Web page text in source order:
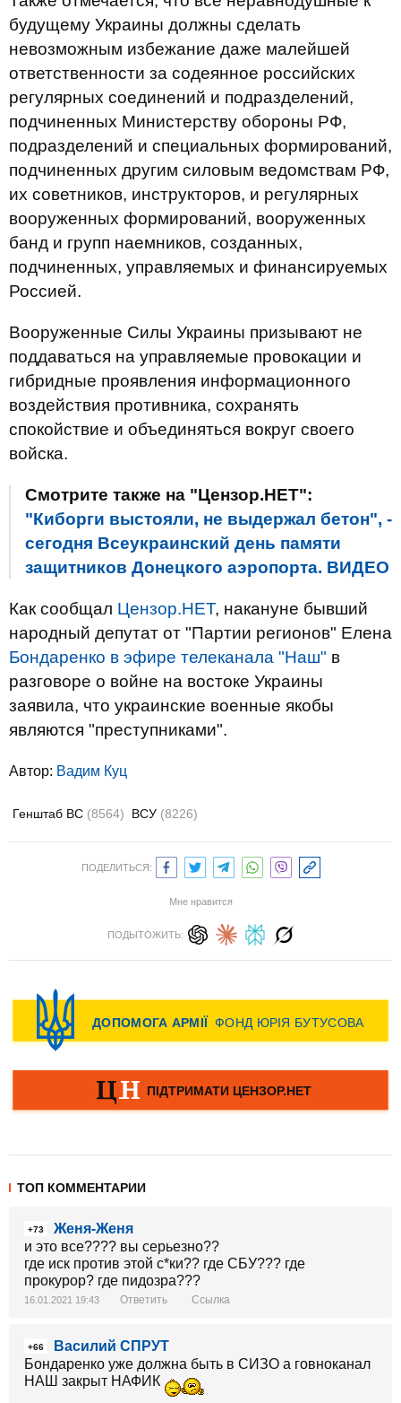
будущему Украины должны сделать
невозможным избежание даже малейшей
ответственности за содеянное российских
регулярных соединений и подразделений,
подчиненных Министерству обороны РФ,
подразделений и специальных формирований,
подчиненных другим силовым ведомствам РФ,
их советников, инструкторов, и регулярных
вооруженных формирований, вооруженных
банд и групп наемников, созданных,
подчиненных, управляемых и финансируемых
Россией.
Вооруженные Силы Украины призывают не
поддаваться на управляемые провокации и
гибридные проявления информационного
воздействия противника, сохранять
спокойствие и объединяться вокруг своего
войска.
Смотрите также на "Цензор.НЕТ":
"Киборги выстояли, не выдержал бетон", -
сегодня Всеукраинский день памяти
защитников Донецкого аэропорта. ВИДЕО
Как сообщал Цензор.НЕТ, накануне бывший
народный депутат от "Партии регионов" Елена
Бондаренко в эфире телеканала "Наш" в
разговоре о войне на востоке Украины
заявила, что украинские военные якобы
являются "преступниками".
Автор: Вадим Куц
Генштаб ВС (8564) ВСУ (8226)
ПОДЕЛИТЬСЯ:
Мне нравится
ПОДЫТОЖИТЬ:
ТОП КОММЕНТАРИИ
+73
Женя-Женя
и это все???? вы серьезно??
где иск против этой с*ки?? где СБУ??? где
прокурор? где пидозра???
16.01.2021 19:43 Ответить Ссылка
+66
Василий СПРУТ
Бондаренко уже должна быть в СИЗО а говноканал
НАШ закрыт НАФИК